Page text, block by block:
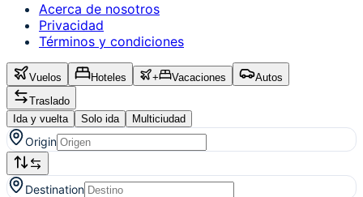
Acerca de nosotros
Privacidad
Términos y condiciones
Vuelos Hoteles + Vacaciones
Autos
Traslado
Ida y vuelta
Solo ida Multiciudad
Origin
Destination